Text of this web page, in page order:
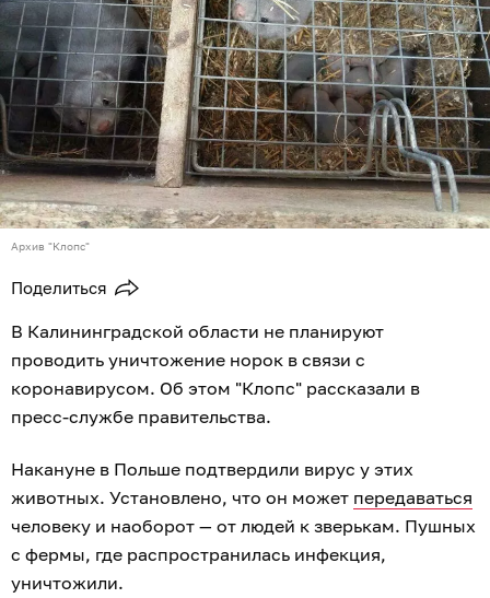
Архив "Клопс"
Поделиться
В Калининградской области не планируют
проводить уничтожение норок в связи с
коронавирусом. Об этом "Клопс" рассказали в
пресс-службе правительства.
Накануне в Польше подтвердили вирус у этих
животных. Установлено, что он может передаваться
человеку и наоборот — от людей к зверькам. Пушных
с фермы, где распространилась инфекция,
уничтожили.